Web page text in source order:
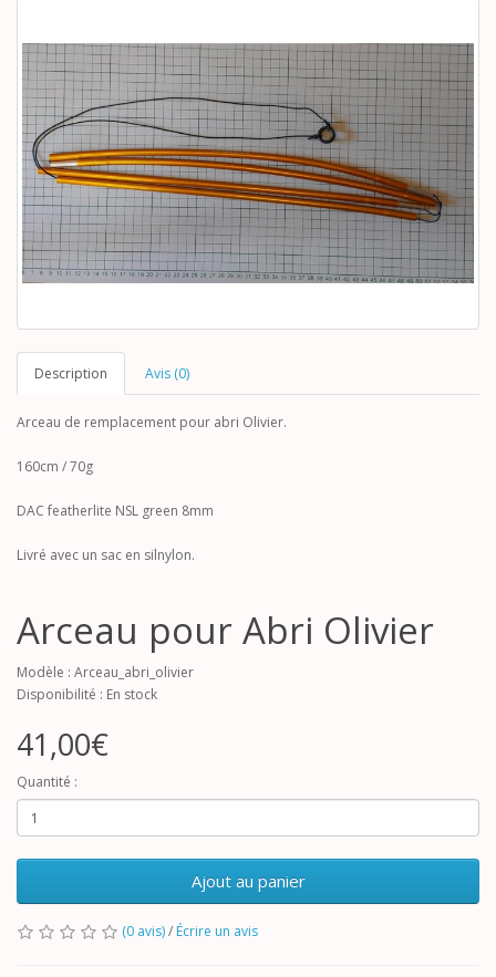
Description Avis (0)
Arceau de remplacement pour abri Olivier.
160cm / 70g
DAC featherlite NSL green 8mm
Livré avec un sac en silnylon.
Arceau pour Abri Olivier
Modèle : Arceau_abri_olivier
Disponibilité : En stock
41,00€
Quantité :
Ajout au panier
(0 avis)/ Écrire un avis